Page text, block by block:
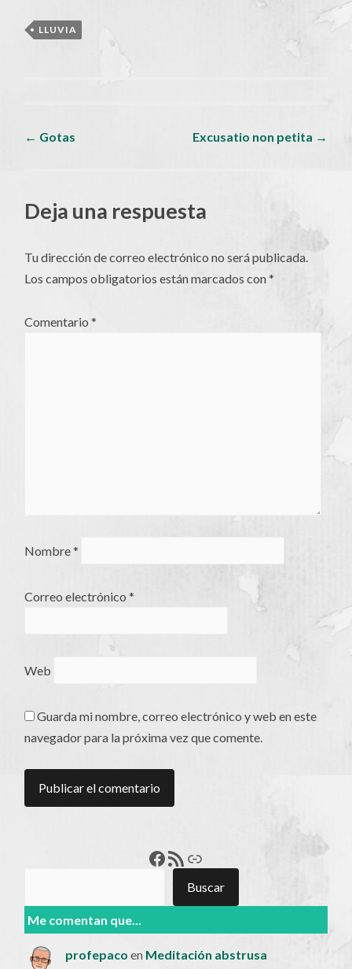
LLUVIA
Navegador
artículos
← Gotas Excusatio non petita →
Deja una respuesta
Tu dirección de correo electrónico no será publicada.
Los campos obligatorios están marcados con*
Comentario*
Nombre*
Correo electrónico*
Web
Guarda mi nombre, correo electrónico y web en este
navegador para la próxima vez que comente.
Francisco Pérez
Feed RSSEnlace
Buscar
Me comentan que...
profepaco en Meditación abstrusa